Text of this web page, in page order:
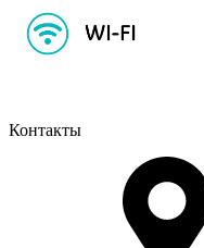
Контакты